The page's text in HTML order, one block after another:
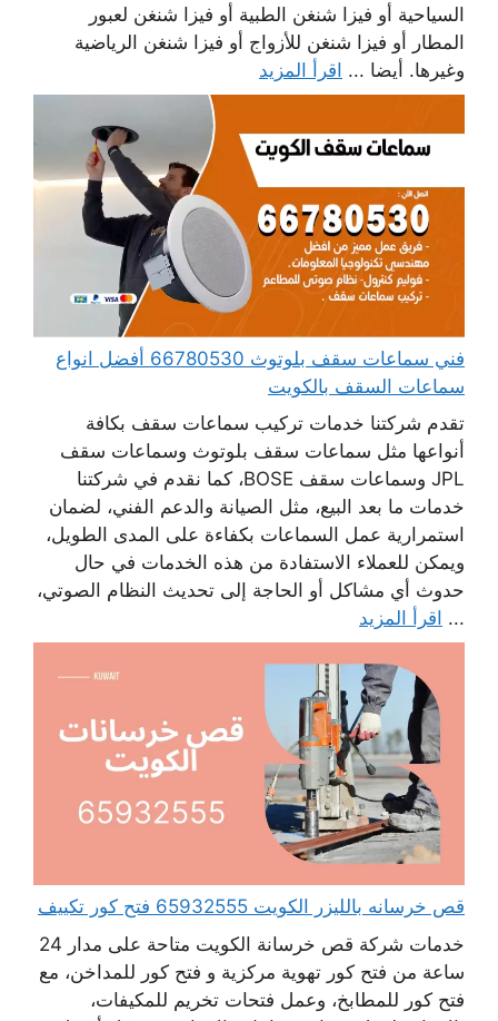
السياحية أو فيزا شنغن الطبية أو فيزا شنغن لعبور
المطار أو فيزا شنغن للأزواج أو فيزا شنغن الرياضية
وغيرها. أيضا ... اقرأ المزيد
فني سماعات سقف بلوتوث 66780530 أفضل انواع
سماعات السقف بالكويت
تقدم شركتنا خدمات تركيب سماعات سقف بكافة
أنواعها مثل سماعات سقف بلوتوث وسماعات سقف
JPL وسماعات سقف BOSE، كما نقدم في شركتنا
خدمات ما بعد البيع، مثل الصيانة والدعم الفني، لضمان
استمرارية عمل السماعات بكفاءة على المدى الطويل،
ويمكن للعملاء الاستفادة من هذه الخدمات في حال
حدوث أي مشاكل أو الحاجة إلى تحديث النظام الصوتي،
... اقرأ المزيد
قص خرسانه بالليزر الكويت 65932555 فتح كور تكييف
خدمات شركة قص خرسانة الكويت متاحة على مدار 24
ساعة من فتح كور تهوية مركزية و فتح كور للمداخن، مع
فتح كور للمطابخ، وعمل فتحات تخريم للمكيفات،